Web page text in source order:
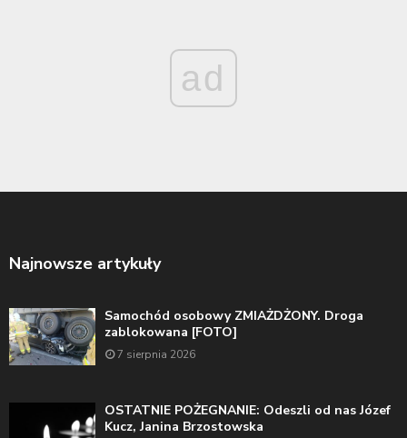
ad
Najnowsze artykuły
Samochód osobowy ZMIAŻDŻONY. Droga
zablokowana [FOTO]
7 sierpnia 2026
OSTATNIE POŻEGNANIE: Odeszli od nas Józef
Kucz, Janina Brzostowska